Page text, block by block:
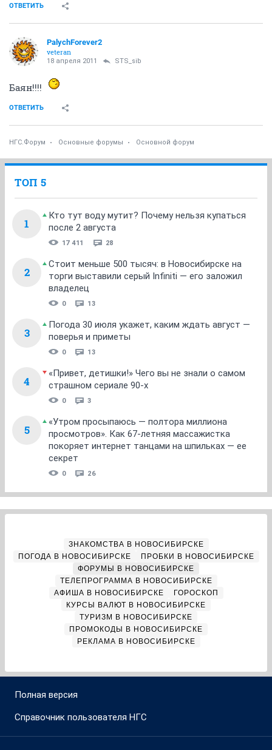
ОТВЕТИТЬ
PalychForever2
veteran
18 апреля 2011 STS_sib
Баян!!!!
ОТВЕТИТЬ
НГС.Форум Основные форумы Основной форум
ТОП 5
1
Кто тут воду мутит? Почему нельзя купаться
после 2 августа
17 411 28
2
Стоит меньше 500 тысяч: в Новосибирске на
торги выставили серый Infiniti — его заложил
владелец
0 13
3
Погода 30 июля укажет, каким ждать август —
поверья и приметы
0 13
4
«Привет, детишки!» Чего вы не знали о самом
страшном сериале 90-х
0 3
5
«Утром просыпаюсь — полтора миллиона
просмотров». Как 67-летняя массажистка
покоряет интернет танцами на шпильках — ее
секрет
0 26
ЗНАКОМСТВА В НОВОСИБИРСКЕ
ПОГОДА В НОВОСИБИРСКЕ
ПРОБКИ В НОВОСИБИРСКЕ
ФОРУМЫ В НОВОСИБИРСКЕ
ТЕЛЕПРОГРАММА В НОВОСИБИРСКЕ
АФИША В НОВОСИБИРСКЕ
ГОРОСКОП
КУРСЫ ВАЛЮТ В НОВОСИБИРСКЕ
ТУРИЗМ В НОВОСИБИРСКЕ
ПРОМОКОДЫ В НОВОСИБИРСКЕ
РЕКЛАМА В НОВОСИБИРСКЕ
Полная версия
Справочник пользователя НГС